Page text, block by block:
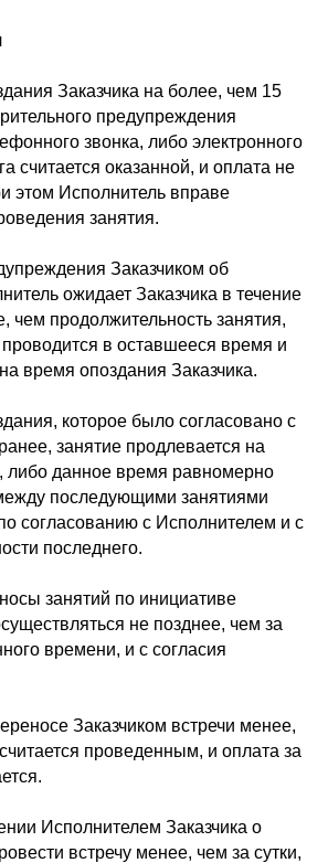
Заказчика на более, чем 15
предупреждения
звонка, либо электронного
считается оказанной, и оплата не
этом Исполнитель вправе
занятия.
Заказчиком об
ожидает Заказчика в течение
чем продолжительность занятия,
в оставшееся время и
время опоздания Заказчика.
которое было согласовано с
занятие продлевается на
либо данное время равномерно
последующими занятиями
согласованию с Исполнителем и с
последнего.
занятий по инициативе
не позднее, чем за
времени, и с согласия
Заказчиком встречи менее,
проведенным, и оплата за
Исполнителем Заказчика о
встречу менее, чем за сутки,